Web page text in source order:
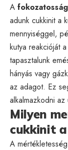
A
adunk cukkinit a
mennyiséggel,
kutya reakcióját
tapasztalunk
hányás vagy
az adagot. Ez
alkalmazkodni
Milyen
cukkinit
A